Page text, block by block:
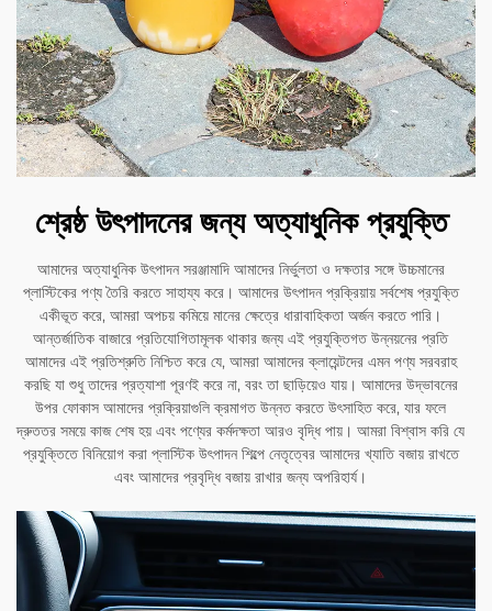
শ্রেষ্ঠ উৎপাদনের জন্য অত্যাধুনিক প্রযুক্তি
আমাদের অত্যাধুনিক উৎপাদন সরঞ্জামাদি আমাদের নির্ভুলতা ও দক্ষতার সঙ্গে উচ্চমানের
প্লাস্টিকের পণ্য তৈরি করতে সাহায্য করে। আমাদের উৎপাদন প্রক্রিয়ায় সর্বশেষ প্রযুক্তি
একীভূত করে, আমরা অপচয় কমিয়ে মানের ক্ষেত্রে ধারাবাহিকতা অর্জন করতে পারি।
আন্তর্জাতিক বাজারে প্রতিযোগিতামূলক থাকার জন্য এই প্রযুক্তিগত উন্নয়নের প্রতি
আমাদের এই প্রতিশ্রুতি নিশ্চিত করে যে, আমরা আমাদের ক্লায়েন্টদের এমন পণ্য সরবরাহ
করছি যা শুধু তাদের প্রত্যাশা পূরণই করে না, বরং তা ছাড়িয়েও যায়। আমাদের উদ্ভাবনের
উপর ফোকাস আমাদের প্রক্রিয়াগুলি ক্রমাগত উন্নত করতে উৎসাহিত করে, যার ফলে
দ্রুততর সময়ে কাজ শেষ হয় এবং পণ্যের কর্মদক্ষতা আরও বৃদ্ধি পায়। আমরা বিশ্বাস করি যে
প্রযুক্তিতে বিনিয়োগ করা প্লাস্টিক উৎপাদন শিল্পে নেতৃত্বের আমাদের খ্যাতি বজায় রাখতে
এবং আমাদের প্রবৃদ্ধি বজায় রাখার জন্য অপরিহার্য।